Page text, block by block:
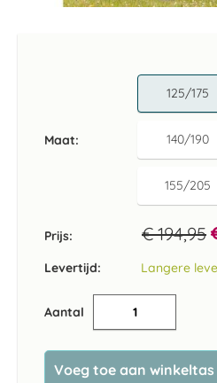
Maat
125/175
140/190
155/205
Prijs: € 194,95
Levertijd: Langere
Aantal
Voeg toe aan winkeltas
gallerij